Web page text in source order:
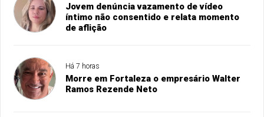
Jovem denúncia vazamento de vídeo
íntimo não consentido e relata momento
de aflição
Há 7 horas
Morre em Fortaleza o empresário Walter
Ramos Rezende Neto